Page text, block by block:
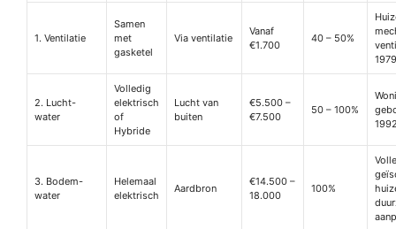
1. Ventilatie
Samen
met
gasketel
Via ventilatie
Vanaf
€1.700
40 – 50%
2. Lucht-
water
Volledig
elektrisch
of
Hybride
Lucht van
buiten
€5.500 –
€7.500
50 – 100%
3. Bodem-
water
Helemaal
elektrisch
Aardbron
€14.500 –
18.000
100%